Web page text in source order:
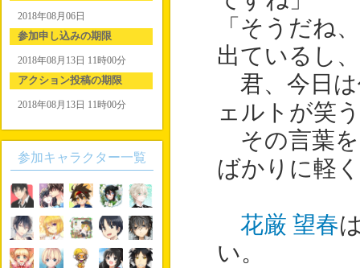
「そうだね
出ているし
君、今日は
ェルトが笑
その言葉を
ばかりに軽
花厳 望春
い。
2018年08月06日
参加申し込みの期限
2018年08月13日 11時00分
アクション投稿の期限
2018年08月13日 11時00分
参加キャラクター一覧